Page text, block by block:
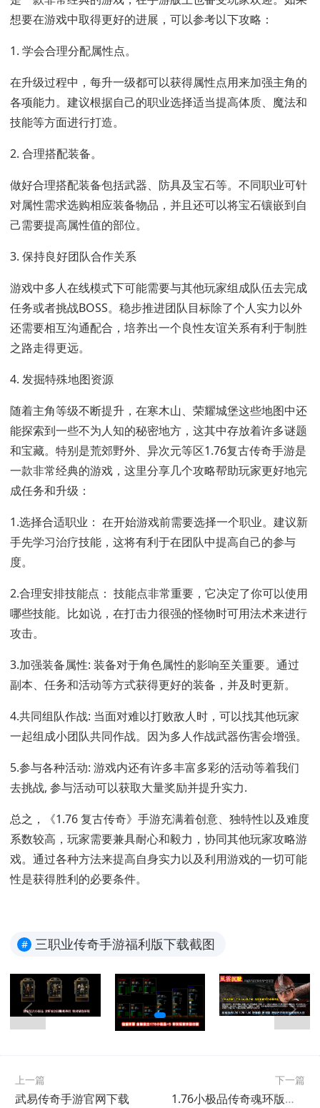
想要在游戏中取得更好的进展，可以参考以下攻略：
1. 学会合理分配属性点。
在升级过程中，每升一级都可以获得属性点用来加强主角的
各项能力。建议根据自己的职业选择适当提高体质、魔法和
技能等方面进行打造。
2. 合理搭配装备。
做好合理搭配装备包括武器、防具及宝石等。不同职业可针
对属性需求选购相应装备物品，并且还可以将宝石镶嵌到自
己需要提高属性值的部位。
3. 保持良好团队合作关系
游戏中多人在线模式下可能需要与其他玩家组成队伍去完成
任务或者挑战BOSS。稳步推进团队目标除了个人实力以外
还需要相互沟通配合，培养出一个良性友谊关系有利于制胜
之路走得更远。
4. 发掘特殊地图资源
随着主角等级不断提升，在寒木山、荣耀城堡这些地图中还
能探索到一些不为人知的秘密地方，这其中存放着许多谜题
和宝藏。特别是荒郊野外、异次元等区1.76复古传奇手游是
一款非常经典的游戏，这里分享几个攻略帮助玩家更好地完
成任务和升级：
1.选择合适职业： 在开始游戏前需要选择一个职业。建议新
手先学习治疗技能，这将有利于在团队中提高自己的参与
度。
2.合理安排技能点： 技能点非常重要，它决定了你可以使用
哪些技能。比如说，在打击力很强的怪物时可用法术来进行
攻击。
3.加强装备属性: 装备对于角色属性的影响至关重要。通过
副本、任务和活动等方式获得更好的装备，并及时更新。
4.共同组队作战: 当面对难以打败敌人时，可以找其他玩家
一起组成小团队共同作战。因为多人作战武器伤害会增强。
5.参与各种活动: 游戏内还有许多丰富多彩的活动等着我们
去挑战, 参与活动可以获取大量奖励并提升实力.
总之，《1.76 复古传奇》手游充满着创意、独特性以及难度
系数较高，玩家需要兼具耐心和毅力，协同其他玩家攻略游
戏。通过各种方法来提高自身实力以及利用游戏的一切可能
性是获得胜利的必要条件。
# 三职业传奇手游福利版下载截图
上一篇
武易传奇手游官网下载
下一篇
1.76小极品传奇魂环版下载